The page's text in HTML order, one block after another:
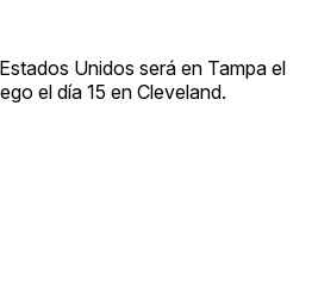
Unidos será en Tampa el
el día 15 en Cleveland.